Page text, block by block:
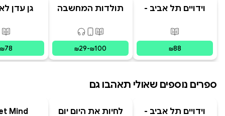
וידויים תל אביב -
פורמטים זמינים
מודפס
₪88
תולדות המחשבה
פורמטים זמינים
מודפס,
₪29-₪100
גן עדן
₪78
ספרים נוספים שאולי תאהבו גם
וידויים תל אביב -
לחיות את היום יום Mind